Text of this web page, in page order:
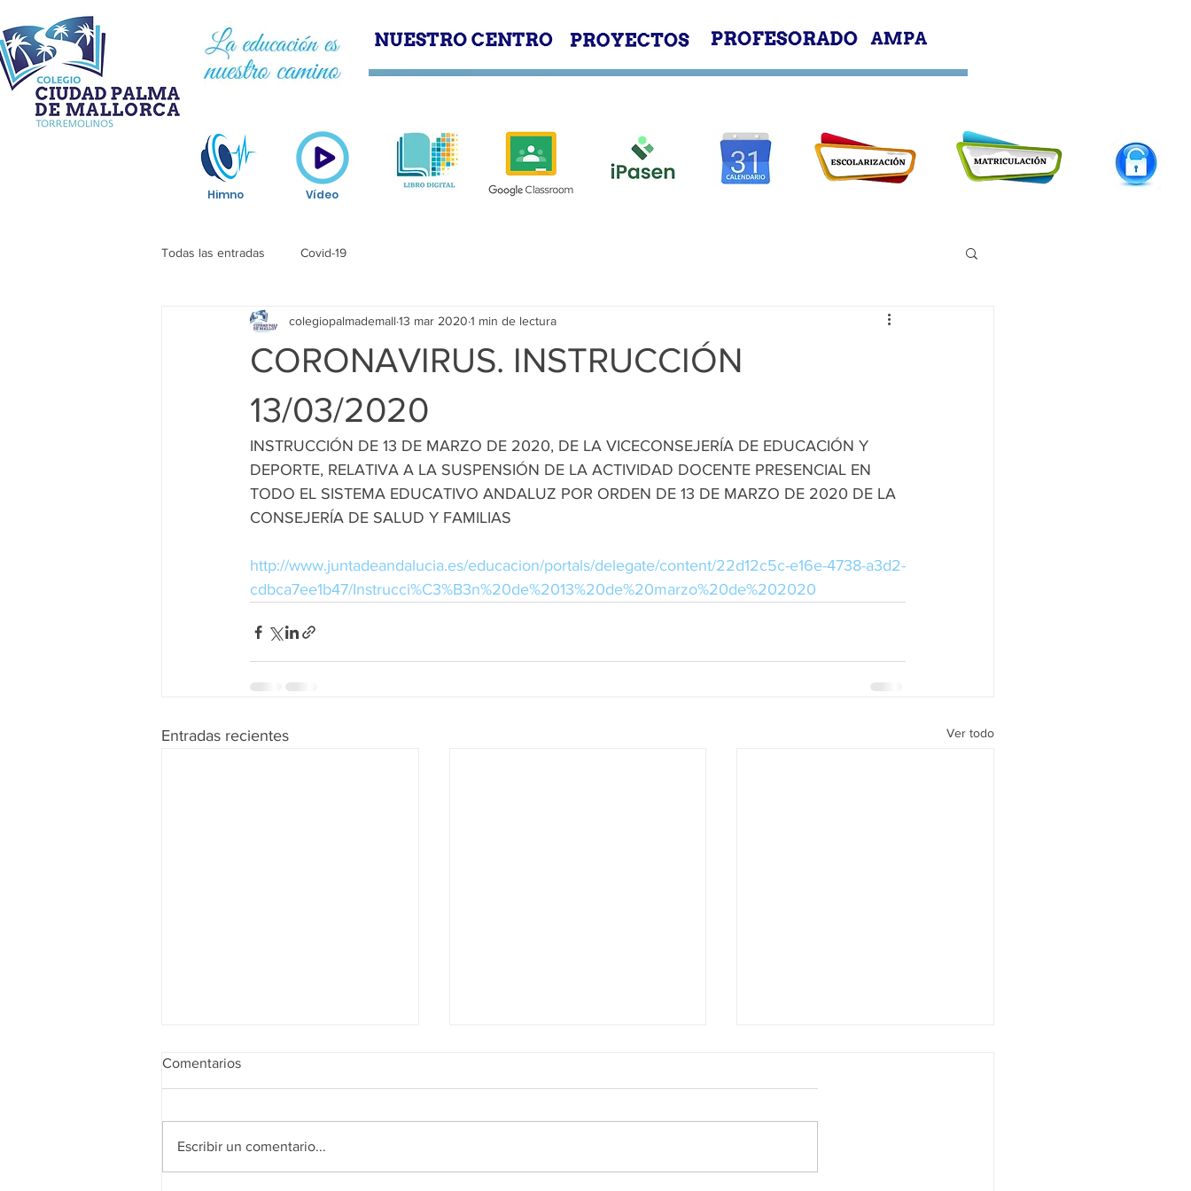
HOME NUESTRO CENTRO PROYECTOS PROFESORADO
Himno Vídeo
Todas las entradas Covid-19
CORONAVIRUS. INSTRUCCIÓN
13/03/2020
colegiopalmademall 13 mar 2020 1 min de lectura
INSTRUCCIÓN DE 13 DE MARZO DE 2020, DE LA VICECONSEJERÍA DE EDUCACIÓN Y
DEPORTE, RELATIVA A LA SUSPENSIÓN DE LA ACTIVIDAD DOCENTE PRESENCIAL EN
TODO EL SISTEMA EDUCATIVO ANDALUZ POR ORDEN DE 13 DE MARZO DE 2020 DE LA
CONSEJERÍA DE SALUD Y FAMILIAS
http://www.juntadeandalucia.es/educacion/portals/delegate/content/22d12c5c-e16e-4738-a3d2-
cdbca7ee1b47/Instrucci%C3%B3n%20de%2013%20de%20marzo%20de%202020
Entradas recientes Ver todo
¡FELIZ VERANO!
Comentarios
Escribir un comentario...